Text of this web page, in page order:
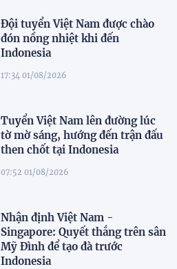
Đội tuyển Việt Nam được chào
đón nồng nhiệt khi đến
Indonesia
17:34 01/08/2026
Tuyển Việt Nam lên đường lúc
tờ mờ sáng, hướng đến trận đấu
then chốt tại Indonesia
07:52 01/08/2026
Nhận định Việt Nam -
Singapore: Quyết thắng trên sân
Mỹ Đình để tạo đà trước
Indonesia